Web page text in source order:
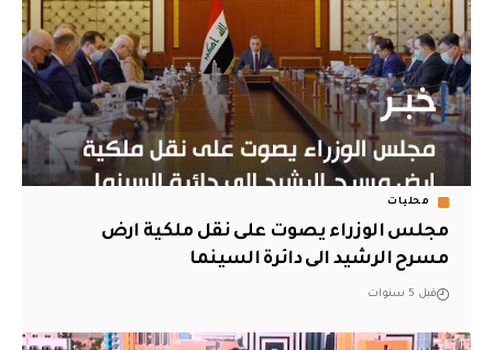
محليات
مجلس الوزراء يصوت على نقل ملكية ارض
مسرح الرشيد الى دائرة السينما
قبل 5 سنوات